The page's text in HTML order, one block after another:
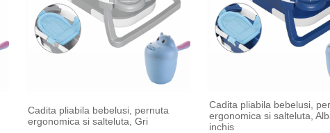
Cadita pliabila bebelusi, pernuta
ergonomica si salteluta, Gri
Cadita pliabila bebelusi,
ergonomica si salteluta,
inchis